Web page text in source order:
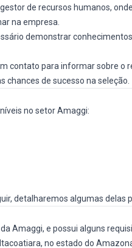
de recursos humanos,
na empresa.
demonstrar
contato para informar sobre o
chances de sucesso na seleção.
no setor Amaggi:
detalharemos algumas delas
Amaggi, e possui alguns
no estado do